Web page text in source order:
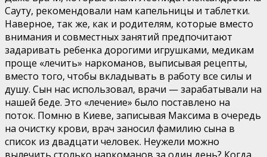
Сауту, рекомендовали нам капельницы и таблетки.
Наверное, так же, как и родителям, которые вместо
внимания и совместных занятий предпочитают
задаривать ребенка дорогими игрушками, медикам
проще «лечить» наркоманов, выписывая рецепты,
вместо того, чтобы вкладывать в работу все силы и
душу. Сын нас использовал, врачи — зарабатывали на
нашей беде. Это «лечение» было поставлено на
поток. Помню в Киеве, записывая Максима в очередь
на очистку крови, врач заносил фамилию сына в
список из двадцати человек. Неужели можно